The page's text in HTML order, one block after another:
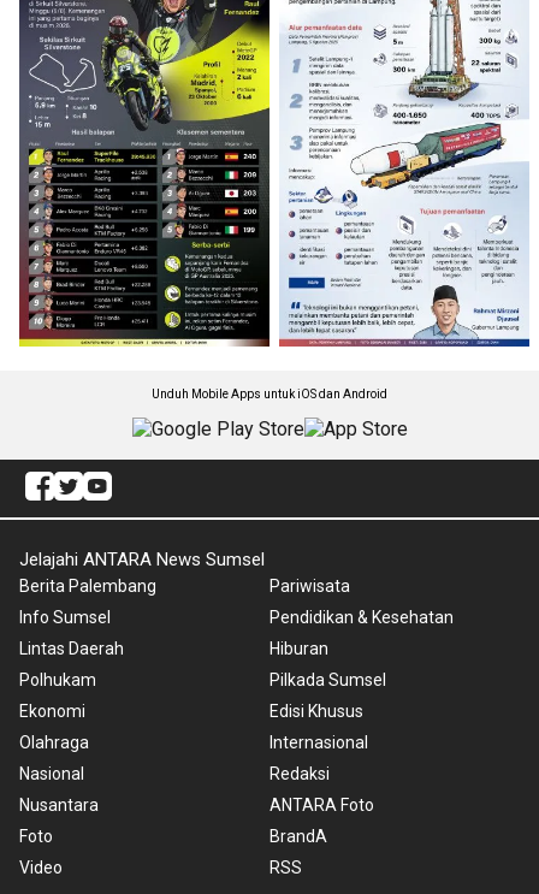
Unduh Mobile Apps untuk iOS dan Android
Jelajahi ANTARA News Sumsel
Berita Palembang
Info Sumsel
Lintas Daerah
Polhukam
Ekonomi
Olahraga
Nasional
Nusantara
Foto
Video
Pariwisata
Pendidikan & Kesehatan
Hiburan
Pilkada Sumsel
Edisi Khusus
Internasional
Redaksi
ANTARA Foto
BrandA
RSS